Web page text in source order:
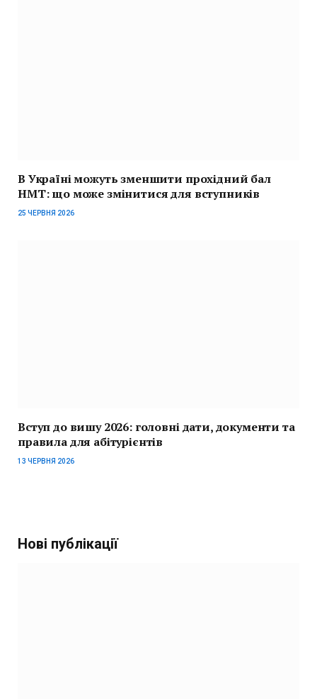
В Україні можуть зменшити прохідний бал
НМТ: що може змінитися для вступників
25 ЧЕРВНЯ 2026
Вступ до вишу 2026: головні дати, документи та
правила для абітурієнтів
13 ЧЕРВНЯ 2026
Нові публікації